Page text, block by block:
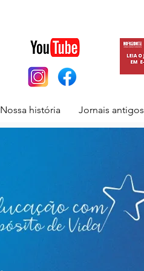
Nossa história Jornais antigos